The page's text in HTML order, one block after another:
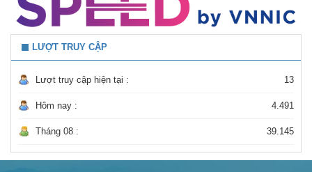
LƯỢT TRUY CẬP
Lượt truy cập hiện tại : 13
Hôm nay : 4.491
Tháng 08 : 39.145